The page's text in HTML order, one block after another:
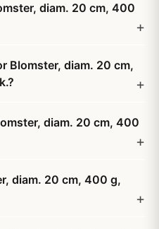
diam. 20 cm, 400
Blomster, diam. 20 cm,
diam. 20 cm, 400
diam. 20 cm, 400 g,